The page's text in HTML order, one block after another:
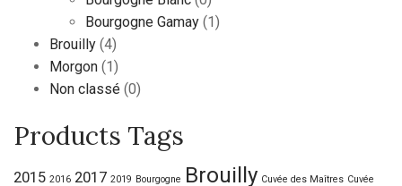
Bourgogne Gamay (1)
Brouilly (4)
Morgon (1)
Non classé (0)
Products Tags
2015 2016 2017 2019 Bourgogne Brouilly Cuvée des Maîtres Cuvée